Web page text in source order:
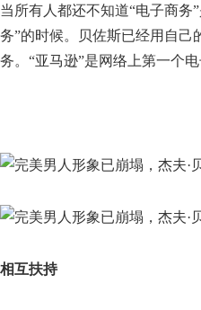
当所有人都还不知道“电子商务
务”的时候。贝佐斯已经用自己
务。“亚马逊”是网络上第一个电
相互扶持